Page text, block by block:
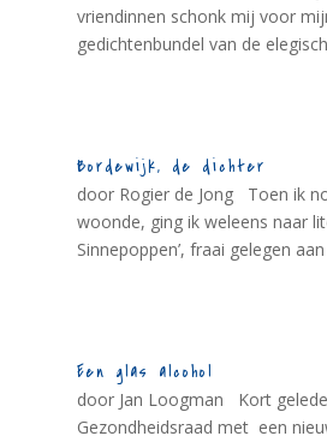
vriendinnen schonk mij voor
gedichtenbundel van de
Bordewijk, de dichter
door Rogier de Jong Toen ik
woonde, ging ik weleens naar
Sinnepoppen’, fraai gelegen aan
Een glas alcohol
door Jan Loogman Kort
Gezondheidsraad met een